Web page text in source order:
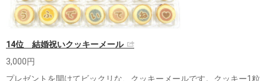
14位 結婚祝いクッキーメール
3,000円
プレゼントを開けてビックリな、クッキーメールです。クッキー1粒